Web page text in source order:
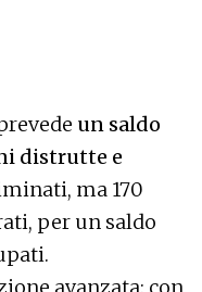
un saldo
distrutte e
ma 170
per un saldo